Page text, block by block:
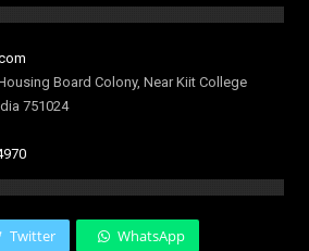
Board Colony, Near Kiit College
751024
Twitter WhatsApp